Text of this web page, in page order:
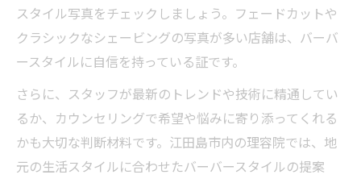
スタイル写真をチェックしましょう。フェードカットや
クラシックなシェービングの写真が多い店舗は、バーバ
ースタイルに自信を持っている証です。
さらに、スタッフが最新のトレンドや技術に精通してい
るか、カウンセリングで希望や悩みに寄り添ってくれる
かも大切な判断材料です。江田島市内の理容院では、地
元の生活スタイルに合わせたバーバースタイルの提案